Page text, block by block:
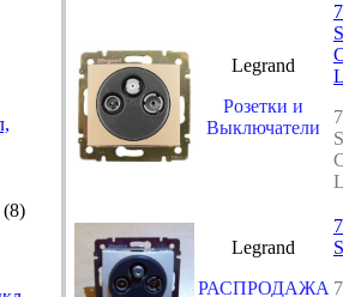
(8)
Legrand
Розетки и
Выключатели
Legrand
РАСПРОДАЖА